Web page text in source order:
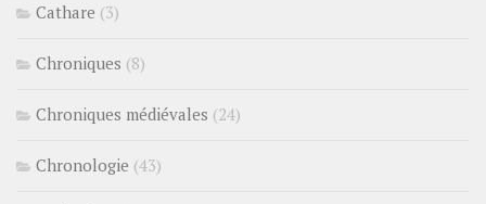
Cathare (3)
Chroniques (8)
Chroniques médiévales (24)
Chronologie (43)